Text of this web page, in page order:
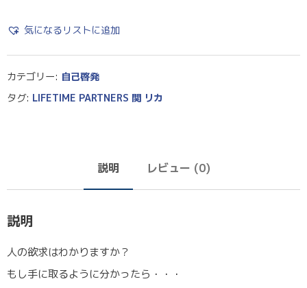
気になるリストに追加
カテゴリー: 自己啓発
タグ: LIFETIME PARTNERS 関 リカ
説明 レビュー (0)
説明
人の欲求はわかりますか？
もし手に取るように分かったら・・・